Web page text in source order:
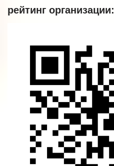
рейтинг организации: